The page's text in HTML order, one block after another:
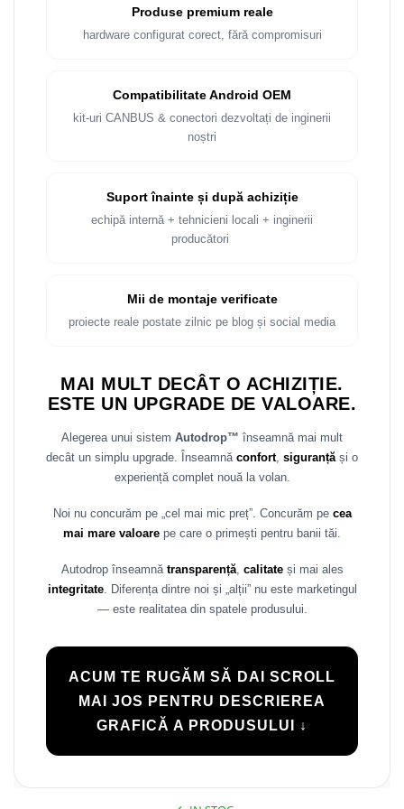
Rame adaptoare Dacia
Rame adaptoare BMW
Rame adaptoare Volvo
Rame Adaptoare Porsche
Rame adaptoare Citroen
Rame adaptoare Mazda
Rame adaptoare Kia
Rame adaptoare Nissan
Rame adaptoare Hyundai
Rame adaptoare Chevrolet
Rame adaptoare Mitsubishi
Produse premium reale
hardware configurat corect, fără compromisuri
Compatibilitate Android OEM
kit-uri CANBUS & conectori dezvoltați de inginerii
noștri
Suport înainte și după achiziție
echipă internă + tehnicieni locali + inginerii
producători
Mii de montaje verificate
proiecte reale postate zilnic pe blog și social media
MAI MULT DECÂT O ACHIZIȚIE.
ESTE UN UPGRADE DE VALOARE.
Alegerea unui sistem Autodrop™ înseamnă mai mult
decât un simplu upgrade. Înseamnă confort, siguranțăși o
experiență complet nouă la volan.
Noi nu concurăm pe „cel mai mic preț”. Concurăm pe cea
mai mare valoare pe care o primești pentru banii tăi.
Autodrop înseamnă transparență, calitateși mai ales
integritate. Diferența dintre noi și „alții” nu este marketingul
— este realitatea din spatele produsului.
ACUM TE RUGĂM SĂ DAI SCROLL
MAI JOS PENTRU DESCRIEREA
GRAFICĂ A PRODUSULUI ↓